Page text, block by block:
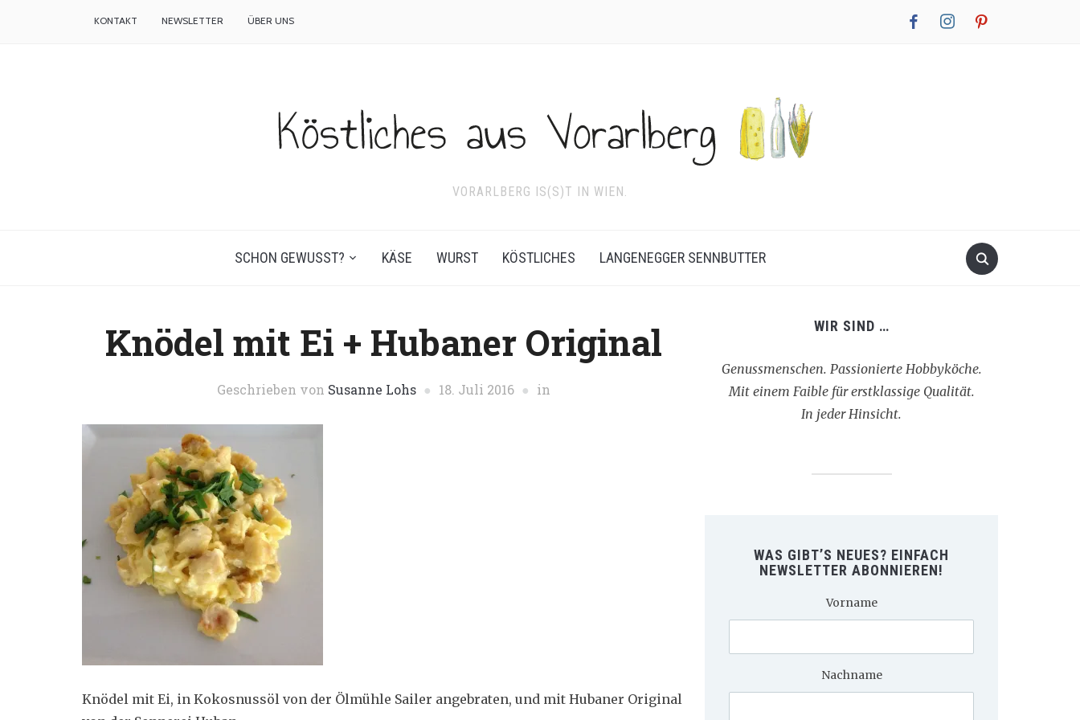
facebook instagrampinterest
KONTAKT NEWSLETTER ÜBER UNS
VORARLBERG IS(S)T IN WIEN.
SCHON GEWUSST? KÄSE WURST KÖSTLICHES LANGENEGGER SENNBUTTER
Knödel mit Ei + Hubaner Original
Geschrieben von Susanne Lohs 18. Juli 2016 in
Knödel mit Ei, in Kokosnussöl von der Ölmühle Sailer angebraten, und mit Hubaner Original
WIR SIND …
Genussmenschen. Passionierte Hobbyköche.
Mit einem Faible für erstklassige Qualität.
In jeder Hinsicht.
WAS GIBT’S NEUES? EINFACH
NEWSLETTER ABONNIEREN!
Vorname
Nachname